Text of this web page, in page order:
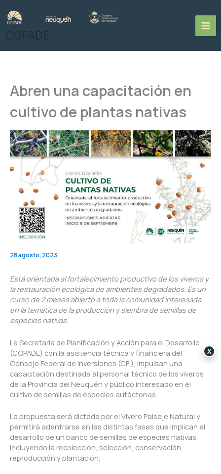
contenido
Abren una capacitación en
cultivo de plantas nativas
28 agosto, 2023
Está orientada al fortalecimiento productivo de los viveros y
la restauración ecológica de ambientes degradados. Es un
curso de 2 meses abierto a toda la comunidad interesada
en la temática de la producción y siembra de semillas de
especies nativas.
La Secretaría de Planificación y Acción para el Desarrollo
(COPADE) con la asistencia técnica y financiera del
Consejo Federal de Inversiones (CFI), impulsan una
capacitación destinada al personal técnico de los viveros
de la Provincia del Neuquén y público interesado en el
cultivo de semillas de especies autóctonas.
La propuesta será dictada por el Vivero Paisaje Natural y
permitirá adentrarse en las distintas fases que implican el
desarrollo de un banco de semillas de especies nativas,
incluyendo la recolección, selección, conservación,
reproducción y plantación.
X